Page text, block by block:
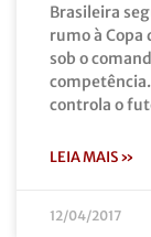
Brasileira
rumo à Copa
sob o
controla o
LEIA MAIS »
12/04/2017